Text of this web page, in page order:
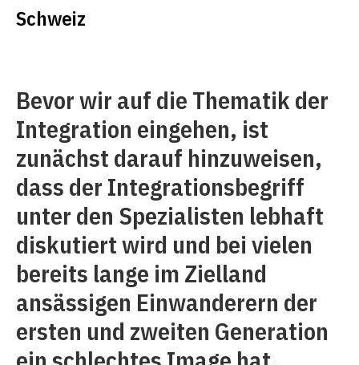
Schweiz
Bevor wir auf die Thematik der
Integration eingehen, ist
zunächst darauf hinzuweisen,
dass der Integrationsbegriff
unter den Spezialisten lebhaft
diskutiert wird und bei vielen
bereits lange im Zielland
ansässigen Einwanderern der
ersten und zweiten Generation